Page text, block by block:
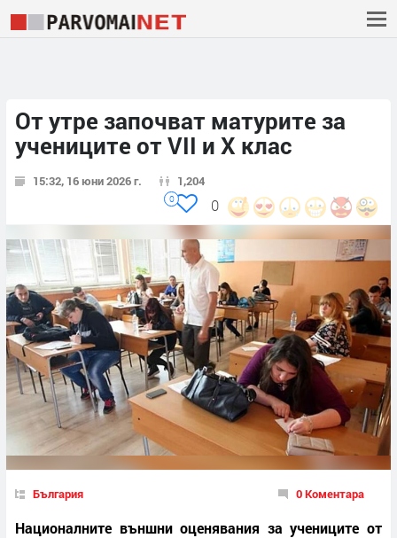
От утре започват матурите за
учениците от VII и X клас
15:32, 16 юни 2026 г. 1,204
0
0
България 0 Коментара
Националните външни оценявания за учениците от